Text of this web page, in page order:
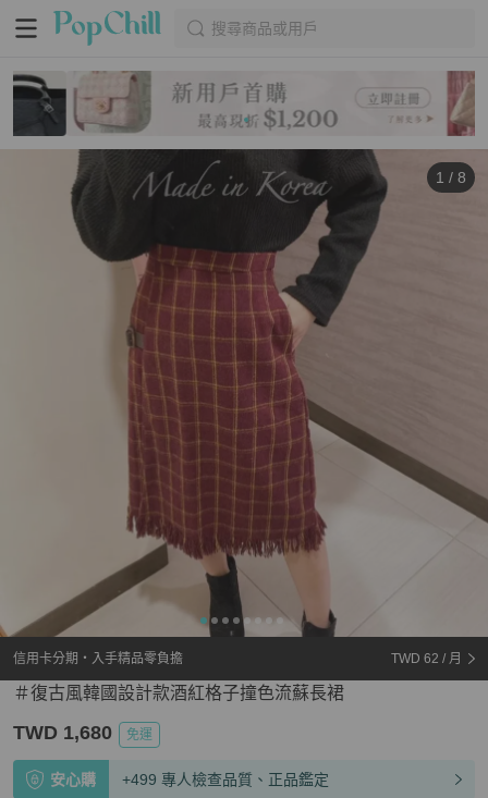
搜尋商品或用戶
1 / 8
信用卡分期・入手精品零負擔 TWD 62 / 月
＃復古風韓國設計款酒紅格子撞色流蘇長裙
TWD 1,680 免運
安心購 +499 專人檢查品質、正品鑑定